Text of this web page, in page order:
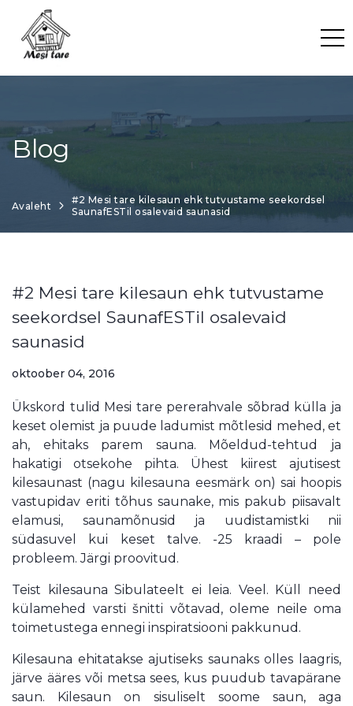
content
Blog
Avaleht
#2 Mesi tare kilesaun ehk tutvustame seekordsel
SaunafESTil osalevaid saunasid
#2 Mesi tare kilesaun ehk tutvustame
seekordsel SaunafESTil osalevaid
saunasid
oktoober 04, 2016
Ükskord tulid Mesi tare pererahvale sõbrad külla ja
keset olemist ja puude ladumist mõtlesid mehed, et
ah, ehitaks parem sauna. Mõeldud-tehtud ja
ha katigi otsekohe pihta. Ühest kiirest ajutisest
kilesaunast (nagu kilesauna eesmärk on) sai hoopis
vastupidav eriti tõhus saunake, mis pakub piisavalt
elamusi, saunamõnusid ja uudistamistki nii
südasuvel kui keset talve. -25 kraadi – pole
probleem. Järgi proovitud.
Teist kilesauna Sibulateelt ei leia. Veel. Küll need
külamehed varsti šnitti võtavad, oleme neile oma
toimetustega ennegi inspiratsiooni pakkunud.
Kilesauna ehitatakse ajutiseks saunaks olles laagris,
järve ääres või metsa sees, kus puudub tavapärane
saun. Kilesaun on sisuliselt soome saun, aga